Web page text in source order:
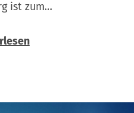
ist zum…